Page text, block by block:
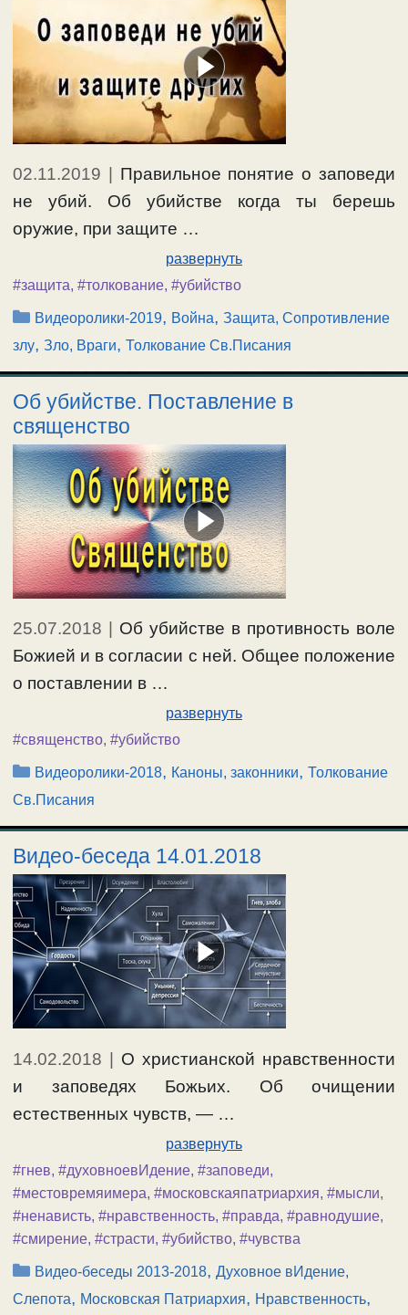
02.11.2019
Правильное понятие о заповеди
не убий. Об убийстве когда ты берешь
оружие, при защите …
развернуть
#защита, #толкование, #убийство
Рубрики
Видеоролики-2019, Война,Защита, Сопротивление
злу, Зло, Враги, Толкование Св.Писания
Об убийстве. Поставление в
священство
25.07.2018
Об убийстве в противность воле
Божией и в согласии с ней. Общее положение
о поставлении в …
развернуть
#священство, #убийство
Рубрики
Видеоролики-2018, Каноны, законники,Толкование
Св.Писания
Видео-беседа 14.01.2018
14.02.2018 | О христианской нравственности
и заповедях Божьих. Об очищении
естественных чувств, — …
развернуть
#гнев, #духовноевИдение, #заповеди,
#местовремяимера, #московскаяпатриархия, #мысли,
#ненависть, #нравственность, #правда, #равнодушие,
#смирение, #страсти, #убийство, #чувства
Рубрики
Видео-беседы 2013-2018,Духовное вИдение,
Слепота, Московская Патриархия, Нравственность,